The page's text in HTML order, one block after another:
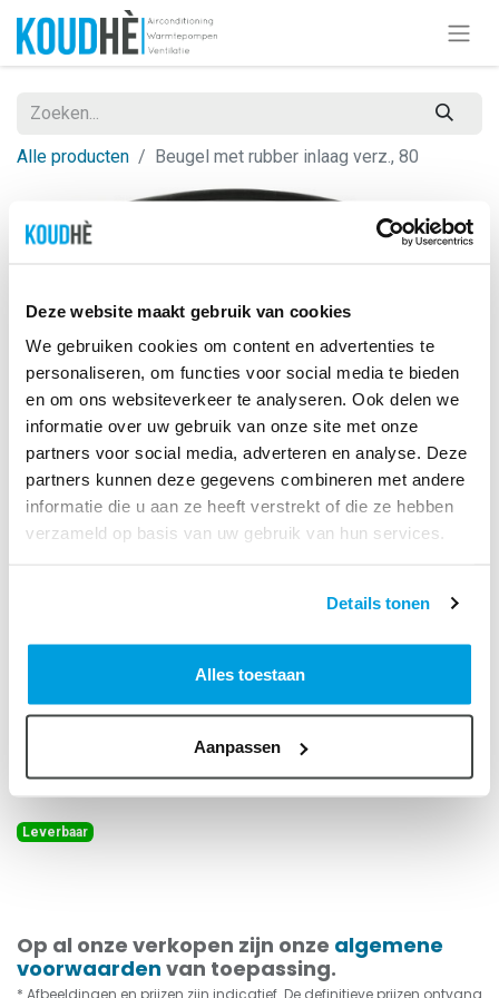
Deze website maakt gebruik van cookies
We gebruiken cookies om content en advertenties te
personaliseren, om functies voor social media te bieden
en om ons websiteverkeer te analyseren. Ook delen we
informatie over uw gebruik van onze site met onze
partners voor social media, adverteren en analyse. Deze
partners kunnen deze gegevens combineren met andere
informatie die u aan ze heeft verstrekt of die ze hebben
verzameld op basis van uw gebruik van hun services.
Details tonen
Alles toestaan
Aanpassen
Alle producten Beugel met rubber inlaag verz., 80
Beugel met rubber inlaag
verz., 80
86902573
Ophangbeugel met rubberinleg t.b.v. spirobuis
Leverbaar
Op al onze verkopen zijn onze algemene
voorwaarden van toepassing.
* Afbeeldingen en prijzen zijn indicatief. De definitieve prijzen ontvang